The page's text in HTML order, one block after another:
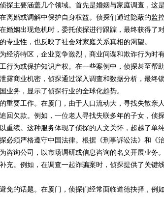
探主要涵盖几个领域。首先是婚姻与家庭调查，这
离婚或调解中保护自身权益。侦探们通过隐蔽的监
婚姻出现危机时，委托侦探进行跟踪，最终获得了
专业性，也反映了社会对家庭关系真相的渴望。
经济特区，企业竞争激烈，商业间谍和欺诈行为时
行为或保护知识产权。在一些案例中，侦探甚至帮
露商业机密，侦探通过深入调查和数据分析，最终
业务，显示了侦探行业的全球化趋势。
重要工作。在厦门，由于人口流动大，寻找失散亲
回欠款。例如，一位老人寻找失联多年的子女，侦
重续。这种服务体现了侦探的人文关怀，超越了单纯
必须严格遵守中国法律。根据《刑事诉讼法》和《
咨询公司，以市场调研或信息咨询的名义开展业务
充。例如，在调查一起诈骗案时，侦探提供了关键
免的话题。在厦门，侦探们经常面临道德抉择，例